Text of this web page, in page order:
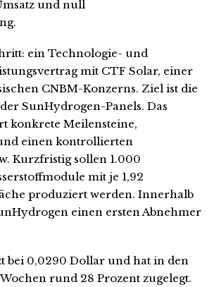
und null
ein Technologie- und
mit CTF Solar, einer
CNBM-Konzerns. Ziel ist die
SunHydrogen-Panels. Das
konkrete Meilensteine,
einen kontrollierten
Kurzfristig sollen 1.000
mit je 1,92
produziert werden. Innerhalb
einen ersten Abnehmer
bei 0,0290 Dollar und hat in den
rund 28 Prozent zugelegt.